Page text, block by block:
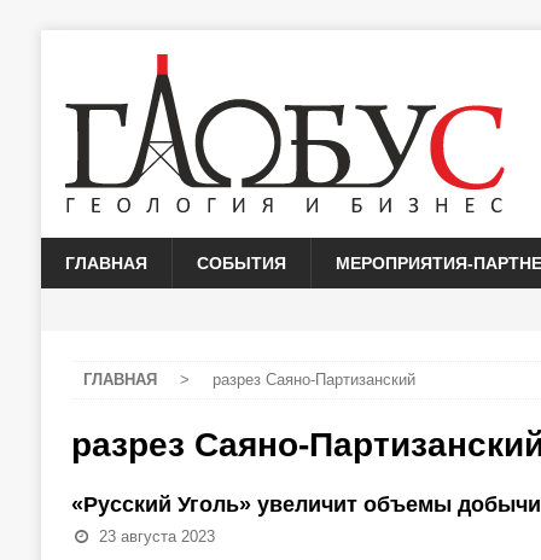
ГЛАВНАЯ СОБЫТИЯ МЕРОПРИЯТИЯ-
ГЛАВНАЯ > разрез Саяно-Партизанский
разрез Саяно-
«Русский Уголь» увеличит объемы
23 августа 2023